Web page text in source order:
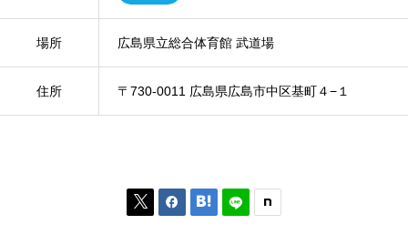
場所 広島県立総合体育館 武道場
住所 〒730-0011 広島県広島市中区基町４−１
  